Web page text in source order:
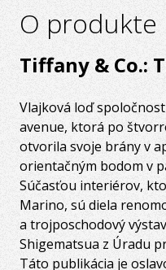
O produkte
Tiffany & Co.:
Vlajková loď
avenue, ktorá po
otvorila svoje brány v
orientačným bodom v
Súčasťou interiérov,
Marino, sú diela
a trojposchodový
Shigematsua z Úradu
Táto publikácia je